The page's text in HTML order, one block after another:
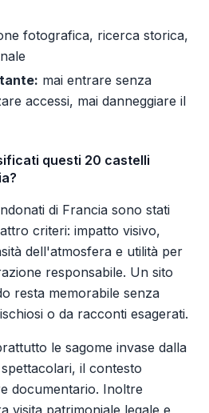
fotografica, ricerca storica,
mai entrare senza
accessi, mai danneggiare il
questi 20 castelli
di Francia sono stati
criteri: impatto visivo,
dell'atmosfera e utilità per
responsabile. Un sito
resta memorabile senza
o da racconti esagerati.
le sagome invase dalla
il contesto
documentario. Inoltre
visita patrimoniale legale e